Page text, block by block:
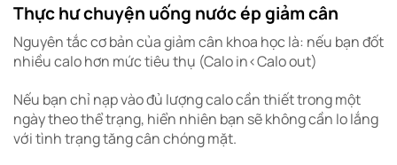
Thực hư chuyện uống nước ép giảm cân
Nguyên tắc cơ bản của giảm cân khoa học là: nếu bạn đốt
nhiều calo hơn mức tiêu thụ (Calo in<Calo out)
Nếu bạn chỉ nạp vào đủ lượng calo cần thiết trong một
ngày theo thể trạng, hiển nhiên bạn sẽ không cần lo lắng
với tình trạng tăng cân chóng mặt.